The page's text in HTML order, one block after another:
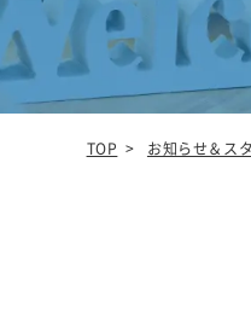
TOP > お知らせ＆ス